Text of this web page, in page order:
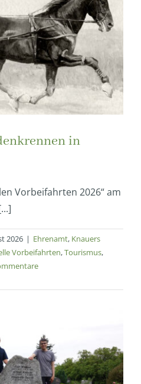
in
Vorbeifahrten 2026“ am
2026 | Ehrenamt, Knauers
Vorbeifahrten,Tourismus,